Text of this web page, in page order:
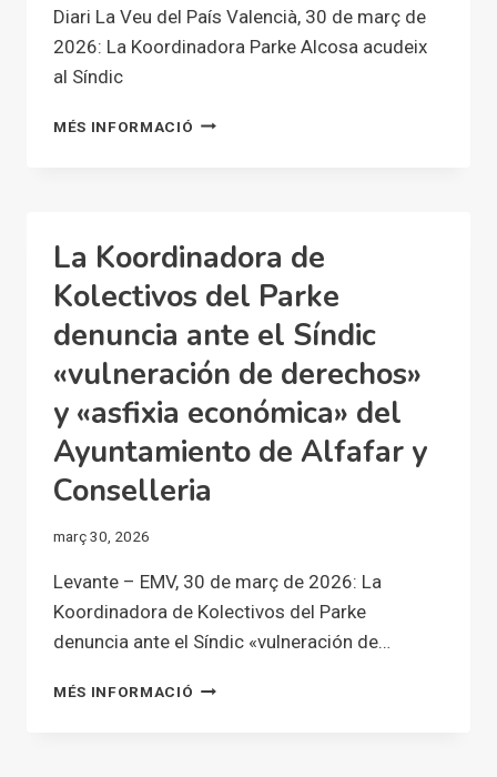
«DESMANTELAMIENTO»
DE
COMUNITARIOS
Diari La Veu del País Valencià, 30 de març de
2026: La Koordinadora Parke Alcosa acudeix
al Síndic
MÉS INFORMACIÓ LA
La Koordinadora de
Kolectivos del Parke
denuncia ante el Síndic
«vulneración de derechos»
y «asfixia económica» del
Ayuntamiento de Alfafar y
Conselleria
març 30, 2026
Levante – EMV, 30 de març de 2026: La
Koordinadora de Kolectivos del Parke
denuncia ante el Síndic «vulneración de…
MÉS INFORMACIÓ LA